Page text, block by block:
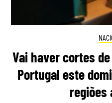
Vai haver cortes
Portugal este
regiões